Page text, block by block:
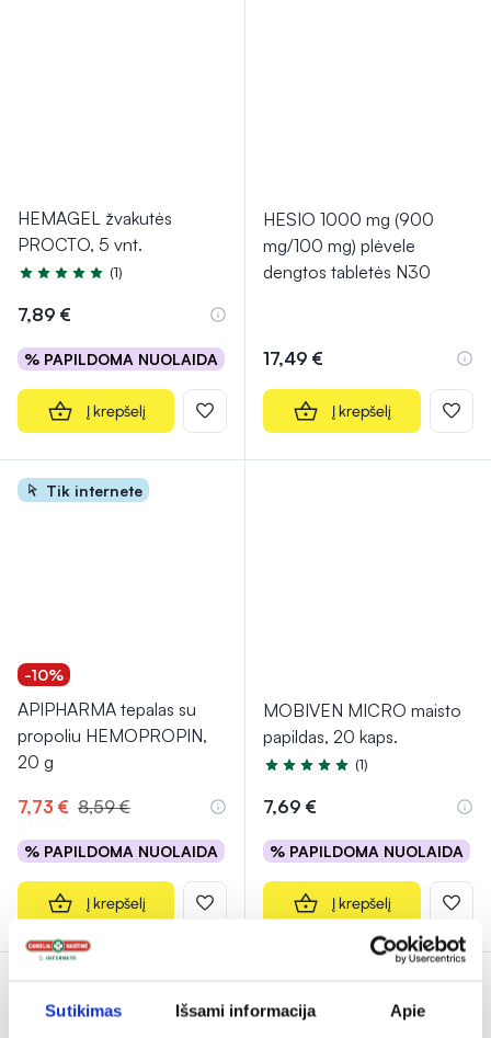
Sutikimas Išsami informacija Apie
HEMAGEL žvakutės
PROCTO, 5 vnt.
Įvertinimas 5.0 iš 5
(1)
7,89 €
% PAPILDOMA NUOLAIDA
Į krepšelį
HESIO 1000 mg (900
mg/100 mg) plėvele
dengtos tabletės N30
17,49 €
Į krepšelį
Tik internete
-10%
APIPHARMA tepalas su
propoliu HEMOPROPIN,
20 g
7,73 € 8,59 €
% PAPILDOMA NUOLAIDA
Į krepšelį
MOBIVEN MICRO maisto
papildas, 20 kaps.
Įvertinimas 5.0 iš 5
(1)
7,69 €
% PAPILDOMA NUOLAIDA
Į krepšelį